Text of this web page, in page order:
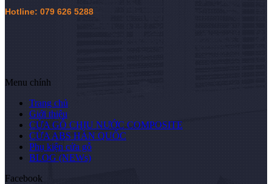
Hotline: 079 626 5288
Menu chính
Trang chủ
Giới thiệu
CỬA GỖ CHỊU NƯỚC COMPOSITE
CỬA ABS HÀN QUỐC
Phụ kiện cửa gỗ
BLOG (NEWs)
Facebook